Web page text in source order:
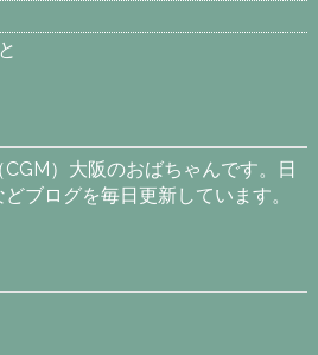
）大阪のおばちゃんです。日
ブログを毎日更新しています。